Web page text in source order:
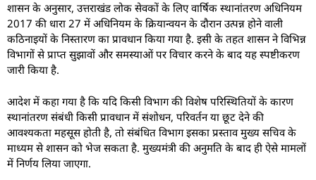
शासन के अनुसार, उत्तराखंड लोक सेवकों के लिए वार्षिक स्थानांतरण अधिनियम
2017 की धारा 27 में अधिनियम के क्रियान्वयन के दौरान उत्पन्न होने वाली
कठिनाइयों के निस्तारण का प्रावधान किया गया है. इसी के तहत शासन ने विभिन्न
विभागों से प्राप्त सुझावों और समस्याओं पर विचार करने के बाद यह स्पष्टीकरण
जारी किया है.
आदेश में कहा गया है कि यदि किसी विभाग की विशेष परिस्थितियों के कारण
स्थानांतरण संबंधी किसी प्रावधान में संशोधन, परिवर्तन या छूट देने की
आवश्यकता महसूस होती है, तो संबंधित विभाग इसका प्रस्ताव मुख्य सचिव के
माध्यम से शासन को भेज सकता है. मुख्यमंत्री की अनुमति के बाद ही ऐसे मामलों
में निर्णय लिया जाएगा.